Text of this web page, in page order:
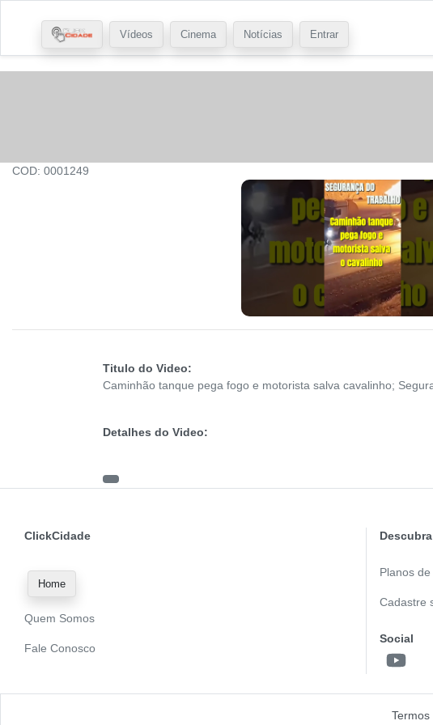
Vídeos Cinema Notícias Entrar
COD: 0001249
Titulo do Video:
Caminhão tanque pega fogo e motorista salva cavalinho;
Detalhes do Video:
ClickCidade
Home
Quem Somos
Fale Conosco
Descubra
Planos
Cadastre
Social